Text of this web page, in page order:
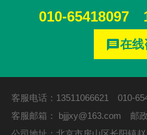
010-65418097
message在线
客服电话：13511066621 010-
客服邮箱： bjjjxy@163.com 邮政